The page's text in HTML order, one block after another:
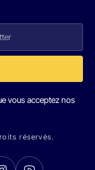
vous acceptez nos
réservés.